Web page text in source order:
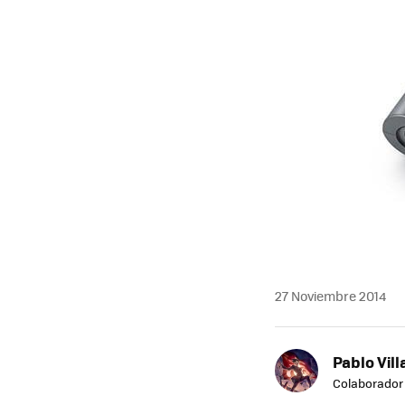
27 Noviembre 2014
Pablo
Colaborador